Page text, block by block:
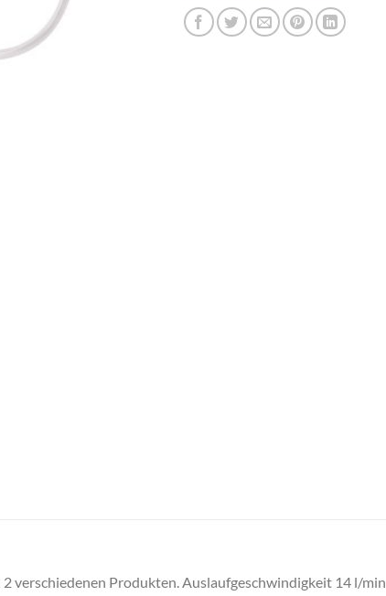
verschiedenen Produkten. Auslaufgeschwindigkeit 14 l/min.